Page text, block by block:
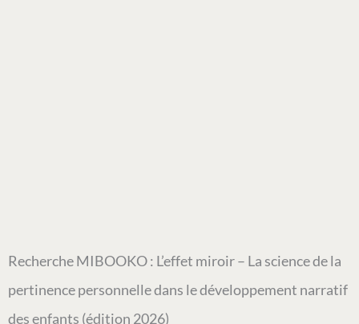
Recherche MIBOOKO : L’effet miroir – La science de la
pertinence personnelle dans le développement narratif
des enfants (édition 2026)